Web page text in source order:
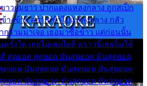
าวผมยาว ปากแดงแหลงกลาง ถูกสเป็ก
างข้าง อยากเข้าไปแหลงกลาง กลัว
กรามมาเจอ เธอมาซื้อข้าว แต่ก่อนนั้น
ครั้งใด เธอไม่เคยไยดี คราวนี้เธอยิ้มให้
ส์ สุดยอด สุดยอด มันสุดยอด มันสุดยอด
ยอด มันสุดยอด มันสุดยอด มันสุดยอด
ยอด มันสุดยอด มันสุดยอด มันสุดยอด